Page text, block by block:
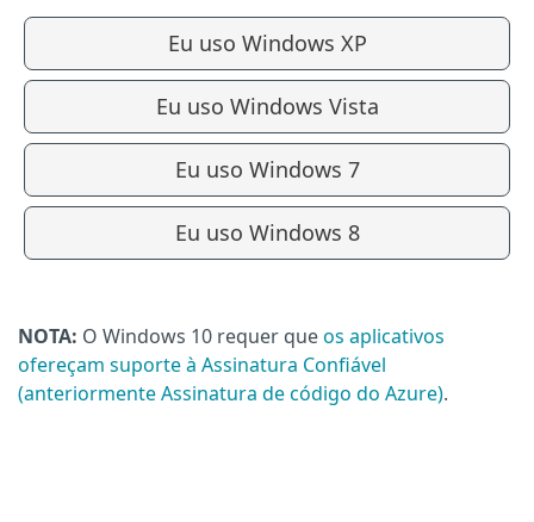
Eu uso Windows XP
Eu uso Windows Vista
Eu uso Windows 7
Eu uso Windows 8
NOTA: O Windows 10 requer queos aplicativos
ofereçam suporte à Assinatura Confiável
(anteriormente Assinatura de código do Azure).